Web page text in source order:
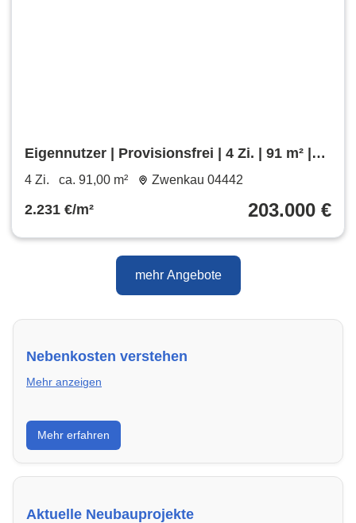
Eigennutzer | Provisionsfrei | 4 Zi. | 91 m² |
Zwenkauer See
4 Zi. ca. 91,00 m² Zwenkau 04442
2.231 €/m² 203.000 €
mehr Angebote
Nebenkosten verstehen
Mehr anzeigen
Erfahre, welche Nebenkosten rechtmäßig sind und
wie du deine monatliche Belastung optimieren
kannst.
Mehr erfahren
Aktuelle Neubauprojekte